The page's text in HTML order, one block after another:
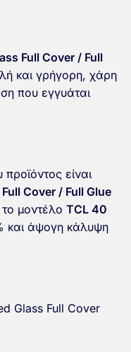
Full Cover / Full
και γρήγορη, χάρη
που εγγυάται
είναι
Full Cover / Full Glue
μοντέλο TCL 40
και άψογη κάλυψη
Glass Full Cover